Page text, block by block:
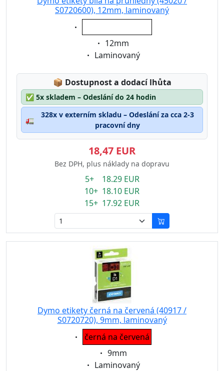
S0720600), 12mm, laminovaný
Eigenschaft:
Eigenschaft:
12mm
Eigenschaft:
Laminovaný
📦 Lagerstatus:
Dostupnost a dodací lhůta
✅ 5x skladem – Odeslání do 24 hodin
🚛
328x v externím skladu – Odeslání za cca 2-3
pracovní dny
18,47 EUR
Bez DPH, plus náklady na dopravu
5+ 18.29 EUR
10+ 18.10 EUR
15+ 17.92 EUR
Dymo etikety černá na červená (40917 /
S0720720), 9mm, laminovaný
Eigenschaft:
černá na červená
Eigenschaft:
9mm
Eigenschaft:
Laminovaný